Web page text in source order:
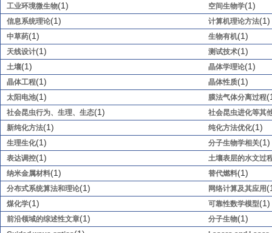
工业环境微生物(1) 空间生物学(1)
信息系统理论(1) 计算机理论方法(1)
中草药(1) 生物有机(1)
天线设计(1) 测试技术(1)
土壤(1) 晶体学理论(1)
晶体工程(1) 晶体性质(1)
太阳电池(1) 膜法气体分离过程
社会昆虫行为、生理、生态(1)
社会昆虫进化等其
新纯化方法(1) 纯化方法优化(1)
生理生化(1) 分子生物学相关(1)
表达调控(1)
土壤表层的水文过
纳米金属材料(1) 替代燃料(1)
分布式系统算法和理论(1) 网络计算及其应用
煤化学(1) 可靠性数学模型(1)
前沿领域的综述性文章(1) 分子生物(1)